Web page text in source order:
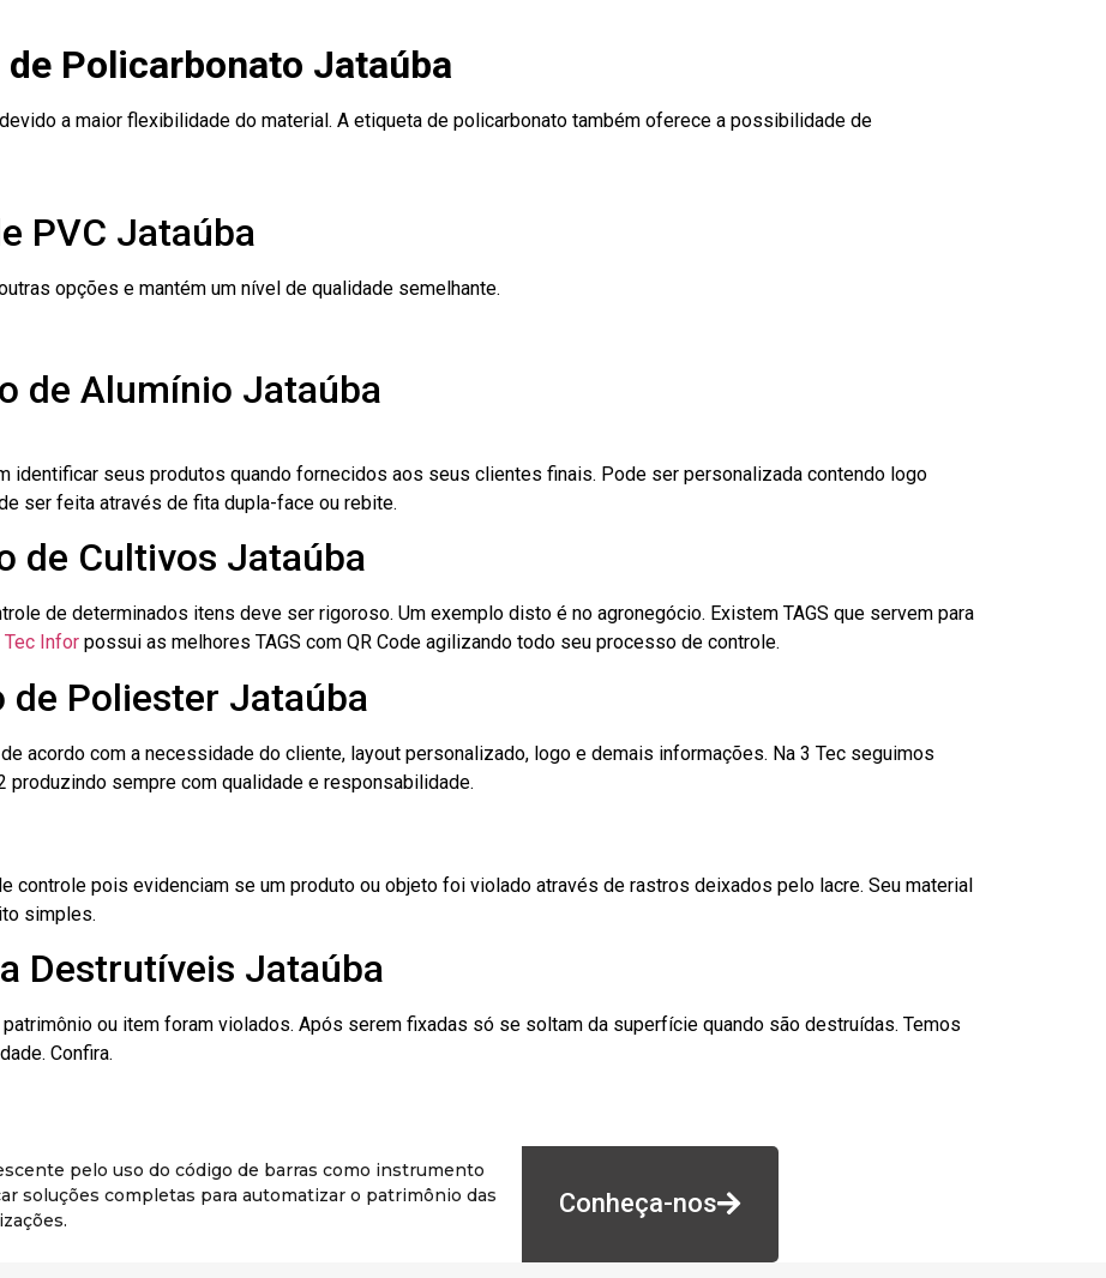
Policarbonato Jataúba
a maior flexibilidade do material. A etiqueta de policarbonato também oferece a possibilidade de
PVC Jataúba
opções e mantém um nível de qualidade semelhante.
de Alumínio Jataúba
identificar seus produtos quando fornecidos aos seus clientes finais. Pode ser personalizada contendo logo
ser feita através de fita dupla-face ou rebite.
de Cultivos Jataúba
de determinados itens deve ser rigoroso. Um exemplo disto é no agronegócio. Existem TAGS que servem para
Tec Infor possui as melhores TAGS com QR Code agilizando todo seu processo de controle.
Poliester Jataúba
acordo com a necessidade do cliente, layout personalizado, logo e demais informações. Na 3 Tec seguimos
sempre com qualidade e responsabilidade.
controle pois evidenciam se um produto ou objeto foi violado através de rastros deixados pelo lacre. Seu material
simples.
Destrutíveis Jataúba
ou item foram violados. Após serem fixadas só se soltam da superfície quando são destruídas. Temos
Confira.
pelo uso do código de barras como instrumento
soluções completas para automatizar o patrimônio das
Conheça-nos